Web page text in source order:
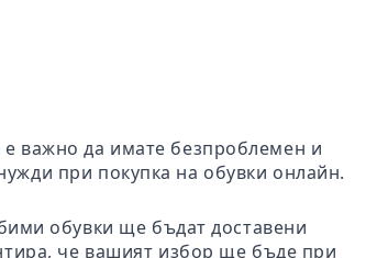
важно да имате безпроблемен и
при покупка на обувки онлайн.
обувки ще бъдат доставени
че вашият избор ще бъде при